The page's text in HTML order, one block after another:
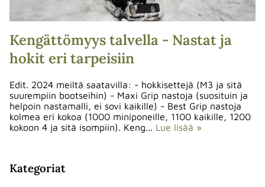
Kengättömyys talvella - Nastat ja
hokit eri tarpeisiin
Edit. 2024 meiltä saatavilla: - hokkisettejä (M3 ja sitä
suurempiin bootseihin) - Maxi Grip nastoja (suosituin ja
helpoin nastamalli, ei sovi kaikille) - Best Grip nastoja
kolmea eri kokoa (1000 miniponeille, 1100 kaikille, 1200
kokoon 4 ja sitä isompiin). Keng... Lue lisää »
Kategoriat